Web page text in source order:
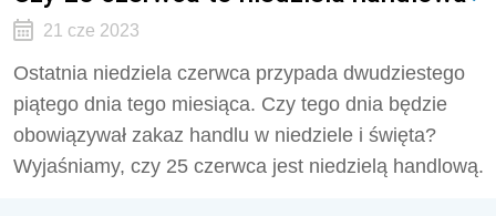
21 cze 2023
Ostatnia niedziela czerwca przypada dwudziestego
piątego dnia tego miesiąca. Czy tego dnia będzie
obowiązywał zakaz handlu w niedziele i święta?
Wyjaśniamy, czy 25 czerwca jest niedzielą handlową.